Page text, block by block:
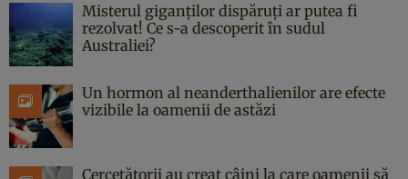
Misterul giganților dispăruți ar putea fi
rezolvat! Ce s-a descoperit în sudul
Australiei?
Un hormon al neanderthalienilor are efecte
vizibile la oamenii de astăzi
Cercetătorii au creat câini la care oamenii să